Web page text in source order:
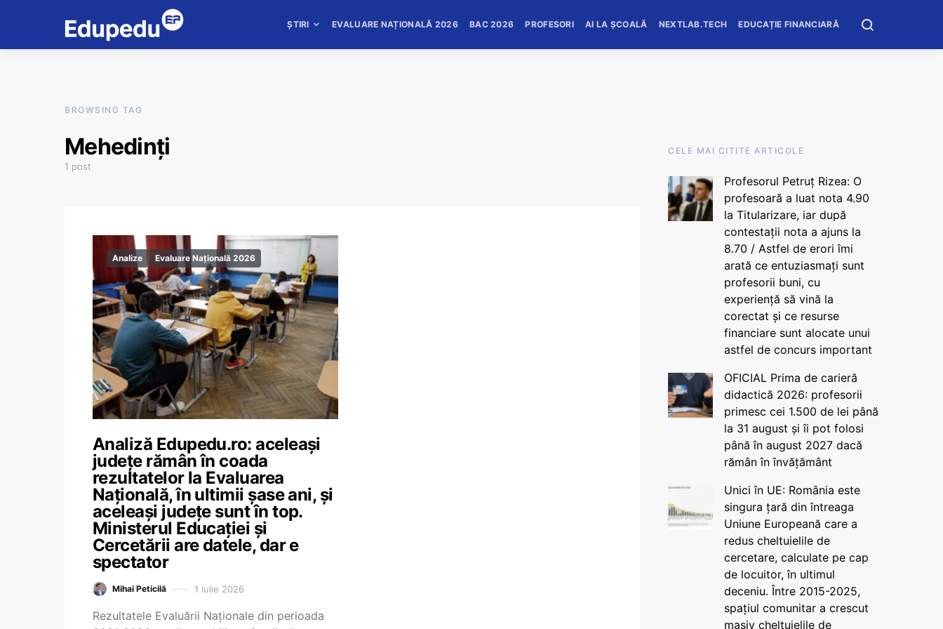
ȘTIRI EVALUARE NAȚIONALĂ 2026 BAC 2026 PROFESORI AI LA ȘCOALĂ NEXTLAB.TECH EDUCAȚIE FINANCIARĂ
BROWSING TAG
Mehedinți
1 post
Analize Evaluare Națională 2026
Analiză Edupedu.ro: aceleași
județe rămân în coada
rezultatelor la Evaluarea
Națională, în ultimii șase ani, și
aceleași județe sunt în top.
Ministerul Educației și
Cercetării are datele, dar e
spectator
Mihai Peticilă 1 iulie 2026
Rezultatele Evaluării Naționale din perioada
CELE MAI CITITE ARTICOLE
Profesorul Petruț Rizea: O
profesoară a luat nota 4.90
la Titularizare, iar după
contestații nota a ajuns la
8.70 / Astfel de erori îmi
arată ce entuziasmați sunt
profesorii buni, cu
experiență să vină la
corectat și ce resurse
financiare sunt alocate unui
astfel de concurs important
OFICIAL Prima de carieră
didactică 2026: profesorii
primesc cei 1.500 de lei până
la 31 august și îi pot folosi
până în august 2027 dacă
rămân în învățământ
Unici în UE: România este
singura țară din întreaga
Uniune Europeană care a
redus cheltuielile de
cercetare, calculate pe cap
de locuitor, în ultimul
deceniu. Între 2015-2025,
spațiul comunitar a crescut
masiv cheltuielile de